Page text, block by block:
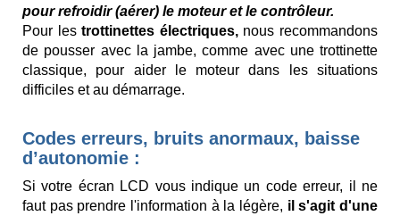
pour refroidir (aérer) le moteur et le contrôleur.
Pour lestrottinettes électriques,nous recommandons
de pousser avec la jambe, comme avec une trottinette
classique, pour aider le moteur dans les situations
difficiles et au démarrage.
Codes erreurs, bruits anormaux, baisse
d’autonomie :
Si votre écran LCD vous indique un code erreur, il ne
faut pas prendre l'information à la légère, il s'agit d'une